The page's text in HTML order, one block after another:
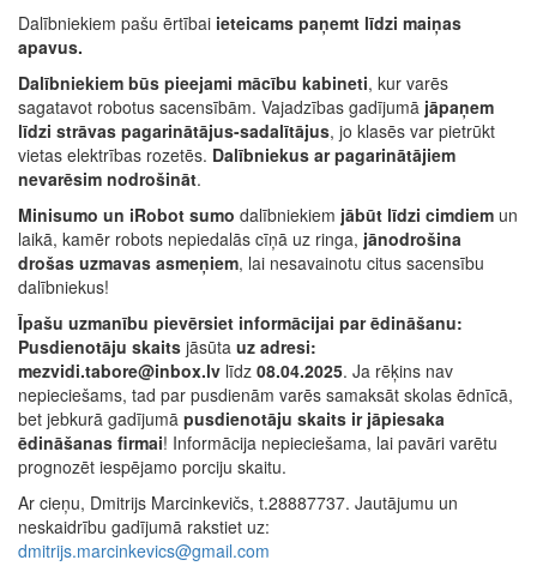
Dalībniekiem pašu ērtībai ieteicams paņemt līdzi maiņas
apavus.
Dalībniekiem būs pieejami mācību kabineti, kur varēs
sagatavot robotus sacensībām. Vajadzības gadījumā jāpaņem
līdzi strāvas pagarinātājus-sadalītājus, jo klasēs var pietrūkt
vietas elektrības rozetēs. Dalībniekus ar pagarinātājiem
nevarēsim nodrošināt.
Minisumo un iRobot sumo dalībniekiem jābūt līdzi cimdiem un
laikā, kamēr robots nepiedalās cīņā uz ringa, jānodrošina
drošas uzmavas asmeņiem, lai nesavainotu citus sacensību
dalībniekus!
Īpašu uzmanību pievērsiet informācijai par ēdināšanu:
Pusdienotāju skaits jāsūta uz adresi:
mezvidi.tabore@inbox.lv līdz 08.04.2025. Ja rēķins nav
nepieciešams, tad par pusdienām varēs samaksāt skolas ēdnīcā,
bet jebkurā gadījumā pusdienotāju skaits ir jāpiesaka
ēdināšanas firmai! Informācija nepieciešama, lai pavāri varētu
prognozēt iespējamo porciju skaitu.
Ar cieņu, Dmitrijs Marcinkevičs, t.28887737. Jautājumu un
neskaidrību gadījumā rakstiet uz:
dmitrijs.marcinkevics@gmail.com